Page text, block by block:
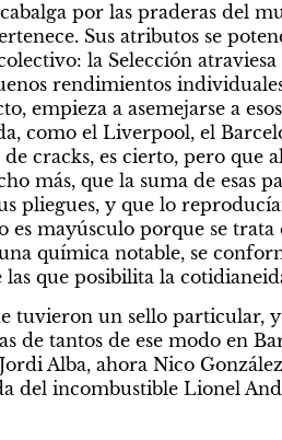
por las praderas del
Sus atributos se
la Selección
rendimientos
empieza a asemejarse a
como el Liverpool, el
cracks, es cierto, pero que
más, que la suma de esas
pliegues, y que lo
mayúsculo porque se trata
química notable, se
que posibilita la
tuvieron un sello particular,
de tantos de ese modo en
Alba, ahora Nico
del incombustible Lionel